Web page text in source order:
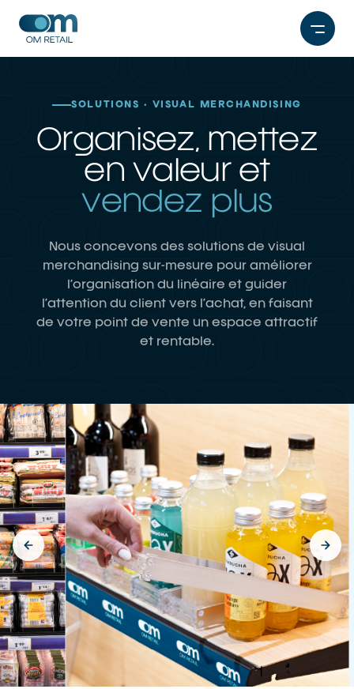
SOLUTIONS · VISUAL MERCHANDISING
Organisez, mettez
en valeur et
vendez plus
Nous concevons des solutions de visual
merchandising sur-mesure pour améliorer
l’organisation du linéaire et guider
l’attention du client vers l’achat, en faisant
de votre point de vente un espace attractif
et rentable.